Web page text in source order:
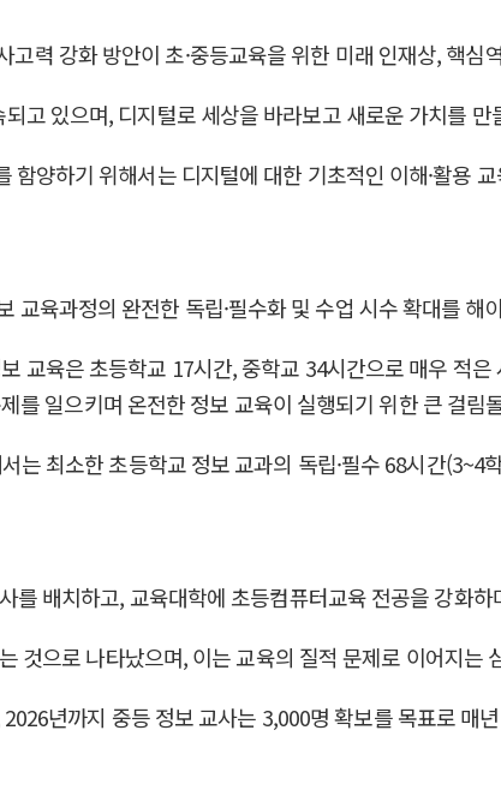
력 강화 방안이 초·중등교육을 위한 미래 인재상, 핵
고 있으며, 디지털로 세상을 바라보고 새로운 가치를 만
함양하기 위해서는 디지털에 대한 기초적인 이해·활용
교육과정의 완전한 독립·필수화 및 수업 시수 확대를 해
교육은 초등학교 17시간, 중학교 34시간으로 매우 적은
를 일으키며 온전한 정보 교육이 실행되기 위한 큰 걸림
는 최소한 초등학교 정보 교과의 독립·필수 68시간(3~4
를 배치하고, 교육대학에 초등컴퓨터교육 전공을 강화
것으로 나타났으며, 이는 교육의 질적 문제로 이어지는
년까지 중등 정보 교사는 3,000명 확보를 목표로 매